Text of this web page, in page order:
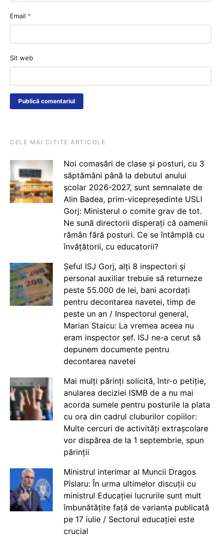
Email *
Sit web
CELE MAI CITITE ARTICOLE
Noi comasări de clase și posturi, cu 3
săptămâni până la debutul anului
școlar 2026-2027, sunt semnalate de
Alin Badea, prim-vicepreședinte USLI
Gorj: Ministerul o comite grav de tot.
Ne sună directorii disperați că oamenii
rămân fără posturi. Ce se întâmplă cu
învățătorii, cu educatorii?
Șeful ISJ Gorj, alți 8 inspectori și
personal auxiliar trebuie să returneze
peste 55.000 de lei, bani acordați
pentru decontarea navetei, timp de
peste un an / Inspectorul general,
Marian Staicu: La vremea aceea nu
eram inspector șef. ISJ ne-a cerut să
depunem documente pentru
decontarea navetei
Mai mulți părinți solicită, într-o petiție,
anularea deciziei ISMB de a nu mai
acorda sumele pentru posturile la plata
cu ora din cadrul cluburilor copiilor:
Multe cercuri de activități extrașcolare
vor dispărea de la 1 septembrie, spun
părinții
Ministrul interimar al Muncii Dragos
Pîslaru: În urma ultimelor discuții cu
ministrul Educației lucrurile sunt mult
îmbunătățite față de varianta publicată
pe 17 iulie / Sectorul educației este
crucial